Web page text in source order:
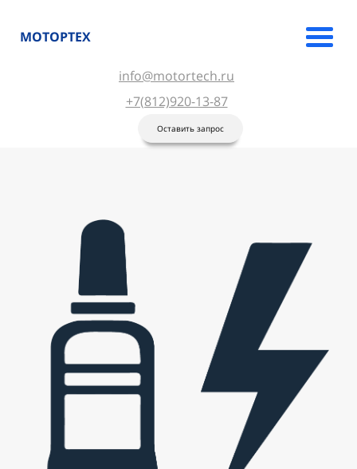
МОТОРТЕХ
info@motortech.ru
+7(812)920-13-87
Оставить запрос